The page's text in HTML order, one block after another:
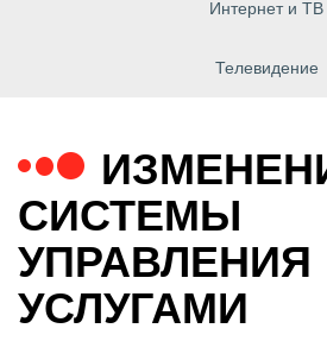
Интернет и ТВ
Телевидение
СИСТЕМЫ
УПРАВЛЕНИЯ
УСЛУГАМИ